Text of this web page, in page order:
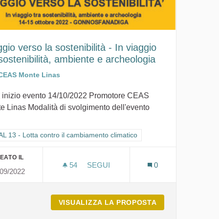
CIVILE
DI PROTEZIONE CIVILE
verso la sostenibilità - In viaggio
ambiente e archeologia
Monte Linas
inizio evento 14/10/2022 Promotore CEAS
Linas Modalità di svolgimento dell'evento
i risultati per categoria: GOAL 13 - Lotta contro il cambiamento
13 - Lotta contro il cambiamento climatico
IL
2022
54 54 SOSTENITORI
SEGUI
0
VISUALIZZA LA PROPOSTA